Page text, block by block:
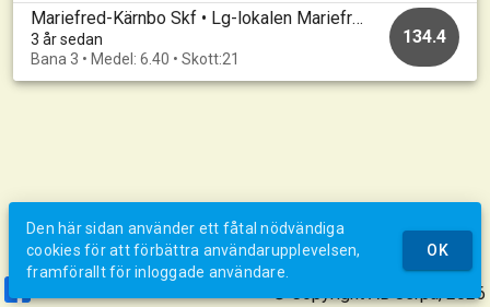
Mariefred-Kärnbo Skf • Lg-lokalen Mariefred • 20221101
3 år sedan
Bana 3 • Medel: 6.40 • Skott:21
134.4
© Copyright AB Jerpa, 2026
Den här sidan använder ett fåtal nödvändiga
cookies för att förbättra användarupplevelsen,
framförallt för inloggade användare.
OK